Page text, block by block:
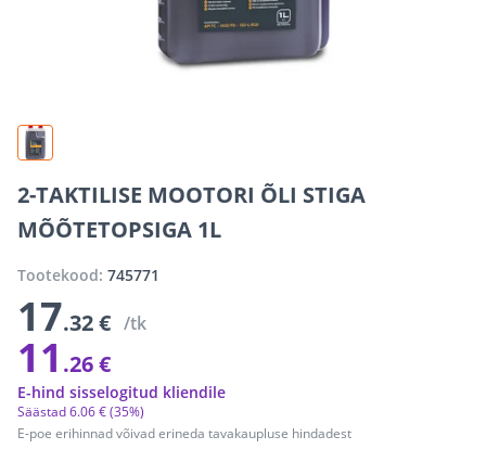
2-TAKTILISE MOOTORI ÕLI STIGA
MÕÕTETOPSIGA 1L
Tootekood: 745771
17.32 € /tk
11 .26 €
E-poe erihinnad võivad erineda tavakaupluse hindadest
Säästad6.06 €(35%)
E-hind sisselogitud kliendile